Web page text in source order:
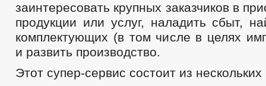
заинтересовать крупных заказчиков в
продукции или услуг, наладить сбыт,
комплектующих (в том числе в целях
и развить производство.
Этот супер-сервис состоит из